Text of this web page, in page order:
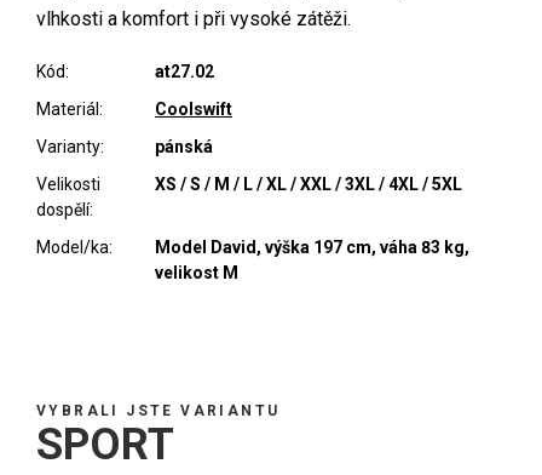
vlhkosti a komfort i při vysoké zátěži.
Kód:
at27.02
Materiál:
Coolswift
Varianty:
pánská
Velikosti
dospělí:
XS / S / M / L / XL / XXL / 3XL / 4XL / 5XL
Model/ka:
Model David, výška 197 cm, váha 83 kg,
velikost M
VYBRALI JSTE VARIANTU
SPORT